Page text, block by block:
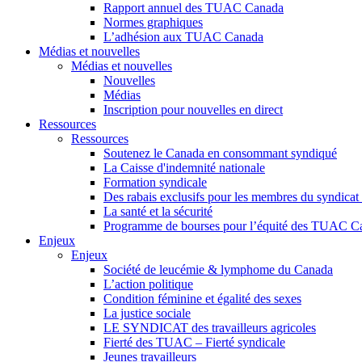
Rapport annuel des TUAC Canada
Normes graphiques
L’adhésion aux TUAC Canada
Médias et nouvelles
Médias et nouvelles
Nouvelles
Médias
Inscription pour nouvelles en direct
Ressources
Ressources
Soutenez le Canada en consommant syndiqué
La Caisse d'indemnité nationale
Formation syndicale
Des rabais exclusifs pour les membres du
La santé et la sécurité
Programme de bourses pour l’équité des TUAC
Enjeux
Enjeux
Société de leucémie & lymphome du Canada
L’action politique
Condition féminine et égalité des sexes
La justice sociale
LE SYNDICAT des travailleurs agricoles
Fierté des TUAC – Fierté syndicale
Jeunes travailleurs